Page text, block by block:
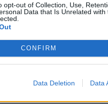
opt-out of Collection, Use,
Data that Is Unrelated
CONFIRM
Data Deletion Data
του CRETALIVE
ΕΊΔΗΣΗ